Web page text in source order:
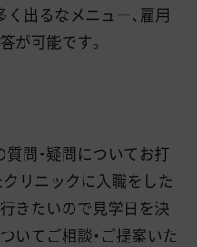
出るなメニュー、雇用
が可能です。
問・疑問についてお打
リニックに入職をした
きたいので見学日を決
いてご相談・ご提案いた